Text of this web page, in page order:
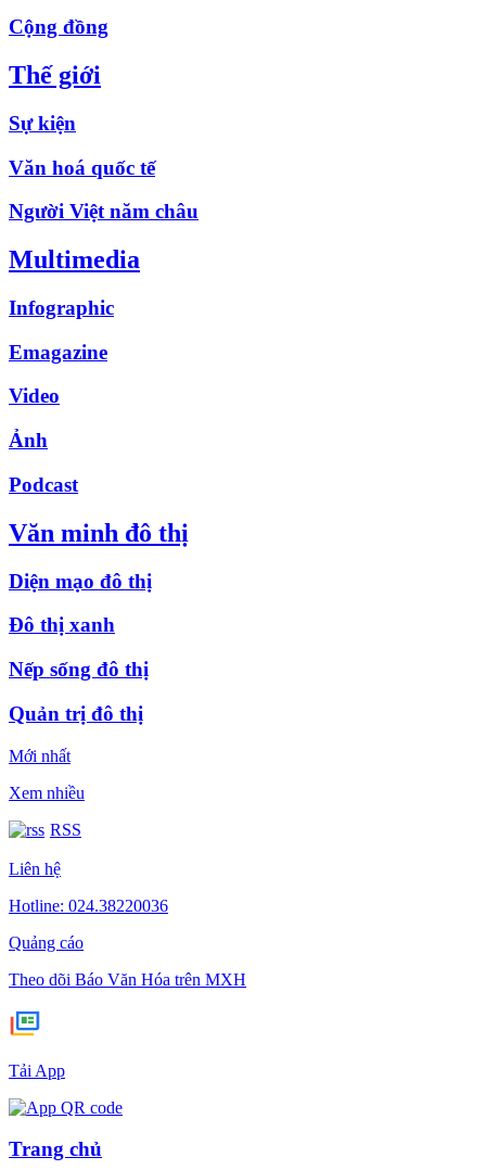
Cộng đồng
Thế giới
Sự kiện
Văn hoá quốc tế
Người Việt năm châu
Multimedia
Infographic
Emagazine
Video
Ảnh
Podcast
Văn minh đô thị
Diện mạo đô thị
Đô thị xanh
Nếp sống đô thị
Quản trị đô thị
Mới nhất
Xem nhiều
RSS
Liên hệ
Hotline: 024.38220036
Quảng cáo
Theo dõi Báo Văn Hóa trên MXH
Tải App
Trang chủ